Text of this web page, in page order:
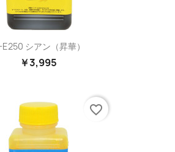
シアン（昇華）
￥3,995
favorite_border